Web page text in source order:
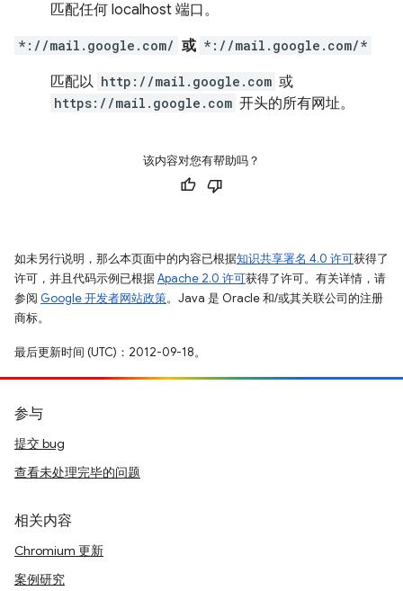
匹配任何 localhost 端口。
*://mail.google.com/ 或 *://mail.google.com/*
匹配以 http://mail.google.com 或
https://mail.google.com 开头的所有网址。
该内容对您有帮助吗？
如未另行说明，那么本页面中的内容已根据知识共享署名 4.0 许可获得了
许可，并且代码示例已根据Apache 2.0 许可获得了许可。有关详情，请
参阅 Google 开发者网站政策。Java 是 Oracle 和/或其关联公司的注册
商标。
最后更新时间 (UTC)：2012-09-18。
参与
提交 bug
查看未处理完毕的问题
相关内容
Chromium 更新
案例研究